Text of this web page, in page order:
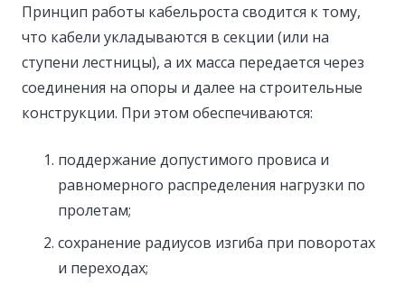
Принцип работы кабельроста сводится к тому,
что кабели укладываются в секции (или на
ступени лестницы), а их масса передается через
соединения на опоры и далее на строительные
конструкции. При этом обеспечиваются:
поддержание допустимого провиса и
равномерного распределения нагрузки по
пролетам;
сохранение радиусов изгиба при поворотах
и переходах;